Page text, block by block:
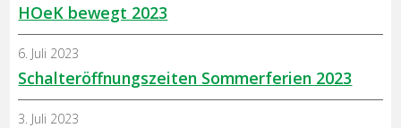
HOeK bewegt 2023
Schalteröffnungszeiten Sommerferien 2023
6. Juli 2023
3. Juli 2023